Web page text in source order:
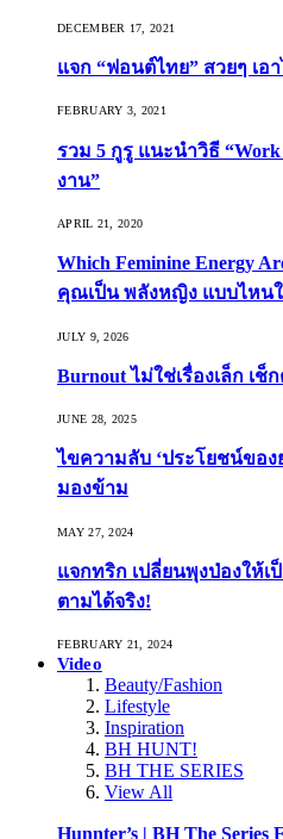
DECEMBER 17, 2021
แจก “ฟอนต์ไทย” สวยๆ เอ
FEBRUARY 3, 2021
รวม 5 กูรู แนะนำวิธี “Work
งาน”
APRIL 21, 2020
Which Feminine Energy
คุณเป็น พลังหญิง แบบไหนใ
JULY 9, 2026
Burnout ไม่ใช่เรื่องเล็ก เช็
JUNE 28, 2025
ไขความลับ ‘ประโยชน์ขอ
มองข้าม
MAY 27, 2024
แจกทริก เปลี่ยนพุงป่องให้
ตามได้จริง!
FEBRUARY 21, 2024
Video
Beauty/Fashion
Lifestyle
Inspiration
BH HUNT!
BH THE SERIES
View All
Hunnter’s | BH The